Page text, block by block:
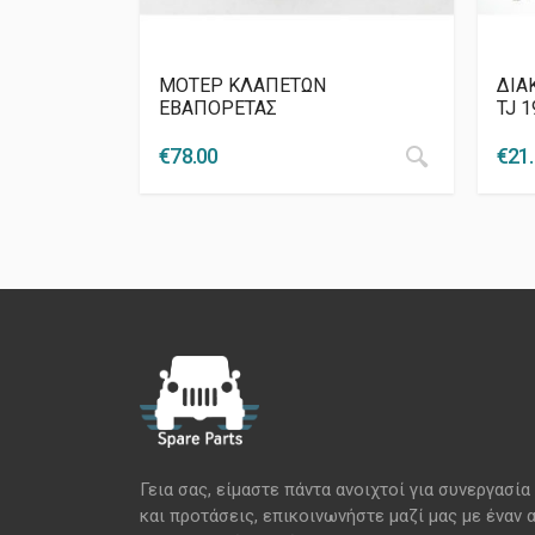
ΜΟΤΕΡ ΚΛΑΠΕΤΩΝ
ΕΒΑΠΟΡΕΤΑΣ
€78.00
TJ
€
Γεια σας, είμαστε πάντα ανοιχτοί για συνεργασία
και προτάσεις, επικοινωνήστε μαζί μας με έναν